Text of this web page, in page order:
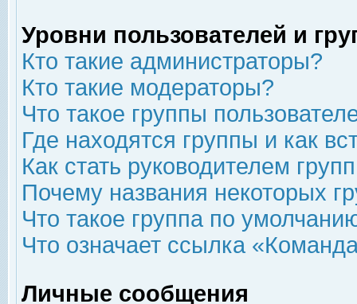
Уровни пользователей и
Кто такие администраторы?
Кто такие модераторы?
Что такое группы
Где находятся группы и как
Как стать руководителем
Почему названия некоторых
Что такое группа по
Что означает ссылка
Личные сообщения